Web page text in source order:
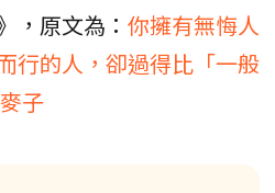
，原文為： 你擁有無悔人
行的人，卻過得比「一般
子